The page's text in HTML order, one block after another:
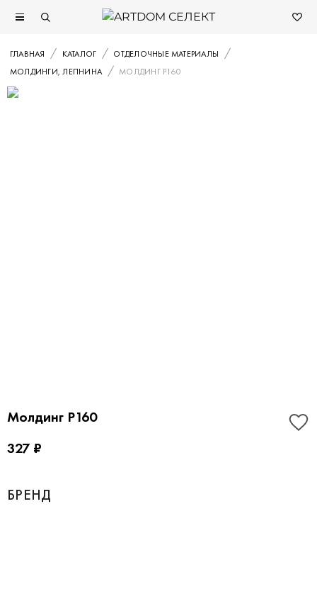
ГЛАВНАЯ КАТАЛОГ
ОТДЕЛОЧНЫЕ МАТЕРИАЛЫ
МОЛДИНГИ, ЛЕПНИНА
МОЛДИНГ P160
Молдинг P160
327 ₽
БРЕНД